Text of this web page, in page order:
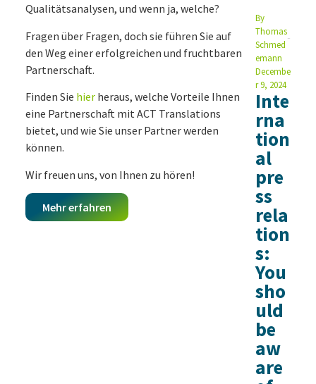
Qualitätsanalysen, und wenn ja, welche?
Fragen über Fragen, doch sie führen Sie auf
den Weg einer erfolgreichen und fruchtbaren
Partnerschaft.
Finden Sie hier heraus, welche Vorteile Ihnen
eine Partnerschaft mit ACT Translations
bietet, und wie Sie unser Partner werden
können.
Wir freuen uns, von Ihnen zu hören!
Mehr erfahren
By
Thomas
Schmed
emann
Decembe
r 9, 2024
Inte
rna
tion
al
pre
ss
rela
tion
s:
You
sho
uld
be
aw
are